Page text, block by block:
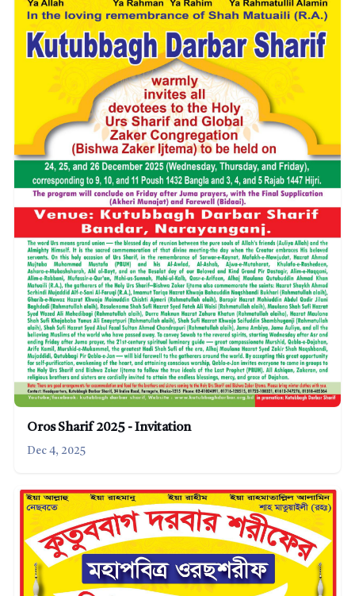
Oros Sharif 2025 - Invitation
Dec 4, 2025